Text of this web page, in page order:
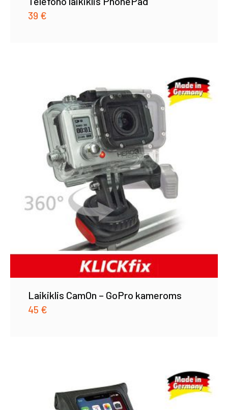
39 €
Laikiklis CamOn – GoPro kameroms
45 €